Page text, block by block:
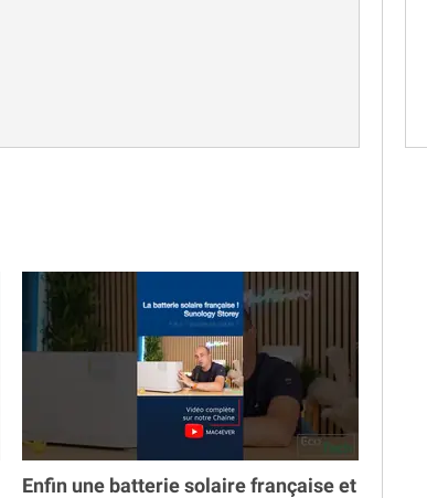
Enfin une batterie solaire française et